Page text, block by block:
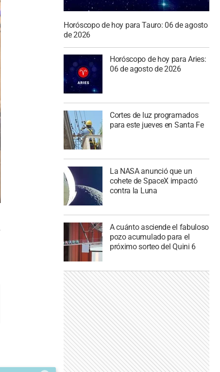
Horóscopo de hoy para Tauro: 06 de agosto
de 2026
Horóscopo de hoy para Aries:
06 de agosto de 2026
Cortes de luz programados
para este jueves en Santa Fe
La NASA anunció que un
cohete de SpaceX impactó
contra la Luna
A cuánto asciende el fabuloso
pozo acumulado para el
próximo sorteo del Quini 6